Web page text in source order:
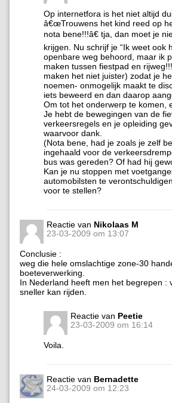
Op internetfora is het niet altijd
â€œTrouwens het kind reed op
nota bene!!!â€ tja, dan moet je
krijgen. Nu schrijf je “Ik weet ook
openbare weg behoord, maar ik
maken tussen fiestpad en
maken het niet juister) zodat je
noemen- onmogelijk maakt te
iets beweerd en dan daarop
Om tot het onderwerp te komen,
Je hebt de bewegingen van de
verkeersregels en je opleiding
waarvoor dank.
(Nota bene, had je zoals je zelf
ingehaald voor de
bus was gereden? Of had hij
Kan je nu stoppen met
automobilsten te
voor te stellen?
Reactie van Nikolaas M
23-03-2009 om 13:07
Conclusie :
weg die hele omslachtige zone-30
boeteverwerking.
In Nederland heeft men het begrepen
sneller kan rijden.
Reactie van Peetie
23-03-2009 om 16:14
Voila.
Reactie van Bernadette
24-03-2009 om 12:23